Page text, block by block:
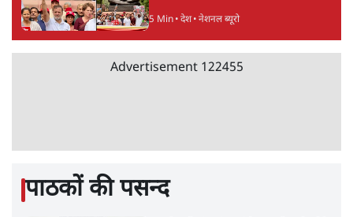
5 Min• देश• नेशनल ब्यूरो
Advertisement 122455
पाठकों की पसन्द